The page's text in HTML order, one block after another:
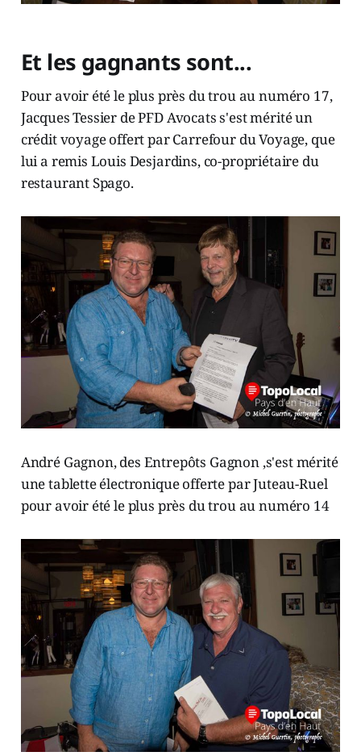
Et les gagnants sont...
Pour avoir été le plus près du trou au numéro 17,
Jacques Tessier de PFD Avocats s'est mérité un
crédit voyage offert par Carrefour du Voyage, que
lui a remis Louis Desjardins, co-propriétaire du
restaurant Spago.
André Gagnon, des Entrepôts Gagnon ,s'est mérité
une tablette électronique offerte par Juteau-Ruel
pour avoir été le plus près du trou au numéro 14